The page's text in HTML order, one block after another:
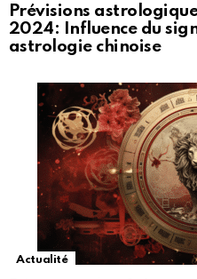
Prévisions
2024: Influence du
astrologie chinoise
Actualité